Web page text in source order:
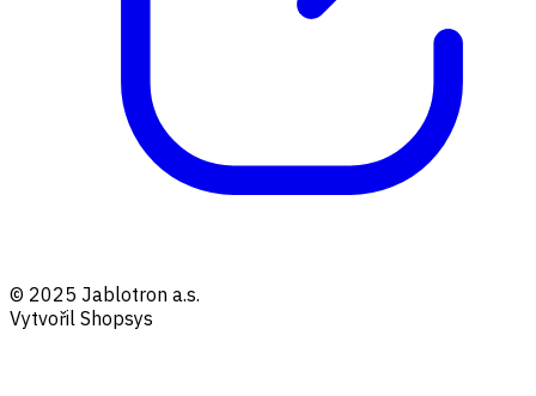
© 2025 Jablotron a.s.
Vytvořil Shopsys